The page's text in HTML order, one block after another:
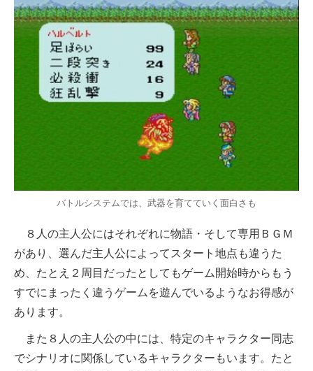
バトルシステムでは、武器を育てていく面白さも
８人の主人公にはそれぞれに物語・そして専用ＢＧＭ
があり、選んだ主人公によってスタート地点も違うた
め、たとえ２周目だったとしてもゲーム開始時からもう
すでにまったく違うゲームを遊んでいるようなお得感が
あります。
また８人の主人公の中には、特定のキャラクター同志
でシナリオに関係しているキャラクターもいます。たと